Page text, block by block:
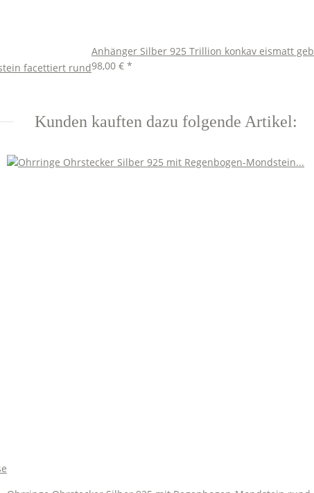
facettiert rund
Anhänger Silber 925 Trillion konkav eismatt
98,00 € *
Kunden kauften dazu folgende Artikel: